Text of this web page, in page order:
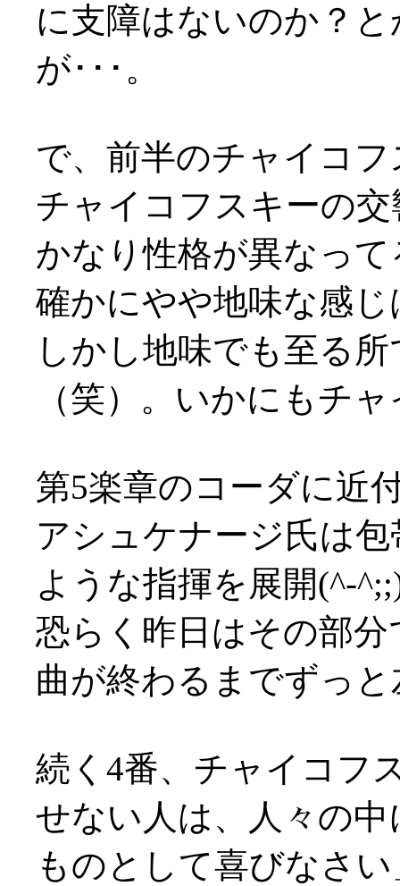
に支障はないのか？
が･･･。
で、前半のチャイコ
チャイコフスキーの
かなり性格が異なっ
確かにやや地味な感
しかし地味でも至る
（笑）。いかにもチ
第5楽章のコーダに近
アシュケナージ氏は
ような指揮を展開(^-
恐らく昨日はその部
曲が終わるまでずっ
続く4番、チャイコフ
せない人は、人々の
ものとして喜びなさい